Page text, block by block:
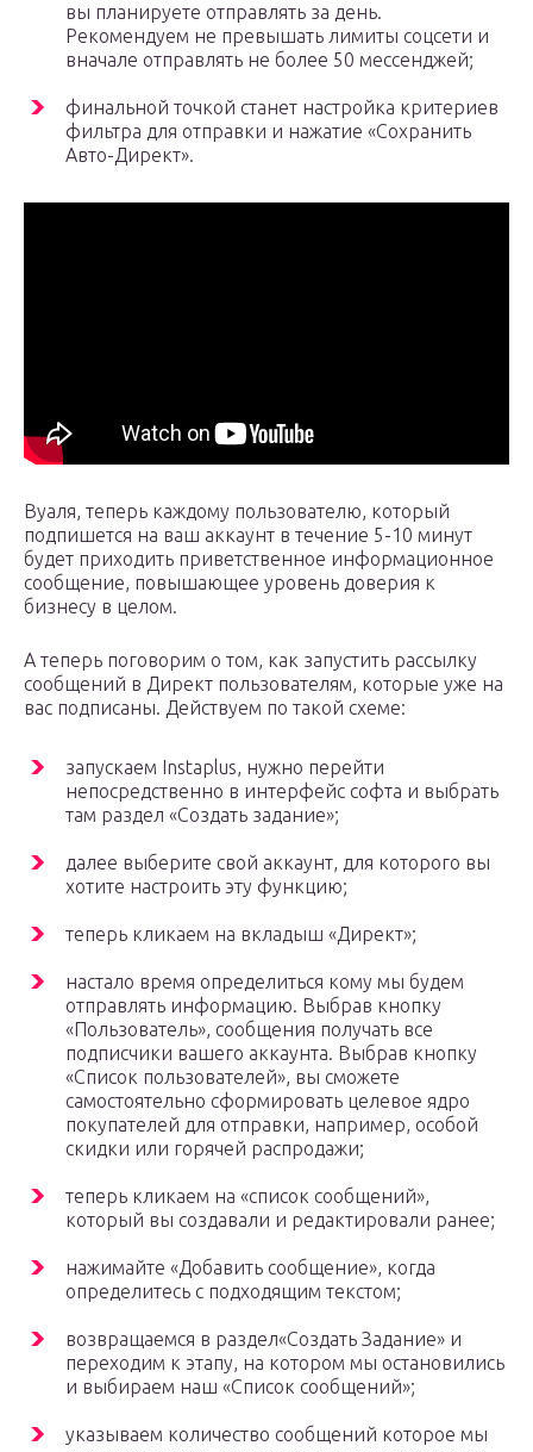
вы планируете отправлять за день.
Рекомендуем не превышать лимиты соцсети и
вначале отправлять не более 50 мессенджей;
финальной точкой станет настройка критериев
фильтра для отправки и нажатие «Сохранить
Авто-Директ».
Вуаля, теперь каждому пользователю, который
подпишется на ваш аккаунт в течение 5-10 минут
будет приходить приветственное информационное
сообщение, повышающее уровень доверия к
бизнесу в целом.
А теперь поговорим о том, как запустить рассылку
сообщений в Директ пользователям, которые уже на
вас подписаны. Действуем по такой схеме:
запускаем Instaplus, нужно перейти
непосредственно в интерфейс софта и выбрать
там раздел «Создать задание»;
далее выберите свой аккаунт, для которого вы
хотите настроить эту функцию;
теперь кликаем на вкладыш «Директ»;
настало время определиться кому мы будем
отправлять информацию. Выбрав кнопку
«Пользователь», сообщения получать все
подписчики вашего аккаунта. Выбрав кнопку
«Список пользователей», вы сможете
самостоятельно сформировать целевое ядро
покупателей для отправки, например, особой
скидки или горячей распродажи;
теперь кликаем на «список сообщений»,
который вы создавали и редактировали ранее;
нажимайте «Добавить сообщение», когда
определитесь с подходящим текстом;
возвращаемся в раздел«Создать Задание» и
переходим к этапу, на котором мы остановились
и выбираем наш «Список сообщений»;
указываем количество сообщений которое мы